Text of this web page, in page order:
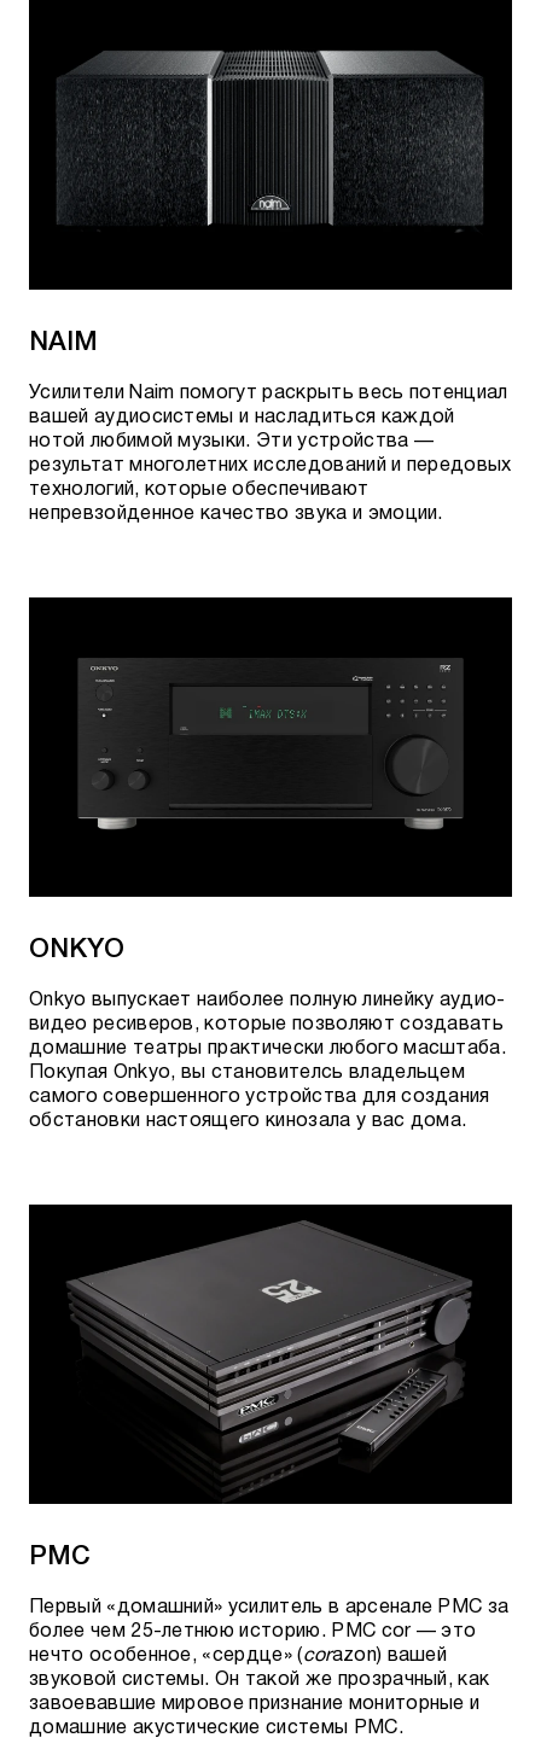
NAIM
Усилители Naim помогут раскрыть весь потенциал
вашей аудиосистемы и насладиться каждой
нотой любимой музыки. Эти устройства —
результат многолетних исследований и передовых
технологий, которые обеспечивают
непревзойденное качество звука и эмоции.
ONKYO
Onkyo выпускает наиболее полную линейку аудио-
видео ресиверов, которые позволяют создавать
домашние театры практически любого масштаба.
Покупая Onkyo, вы становителсь владельцем
самого совершенного устройства для создания
обстановки настоящего кинозала у вас дома.
PMC
Первый «домашний» усилитель в арсенале PMC за
более чем 25-летнюю историю. PMC cor — это
нечто особенное, «сердце» (corazon) вашей
звуковой системы. Он такой же прозрачный, как
завоевавшие мировое признание мониторные и
домашние акустические системы PMC.